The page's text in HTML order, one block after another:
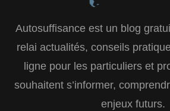
Autosuffisance est un blog
relai actualités, conseils
ligne pour les particuliers et
souhaitent s’informer,
enjeux futurs.